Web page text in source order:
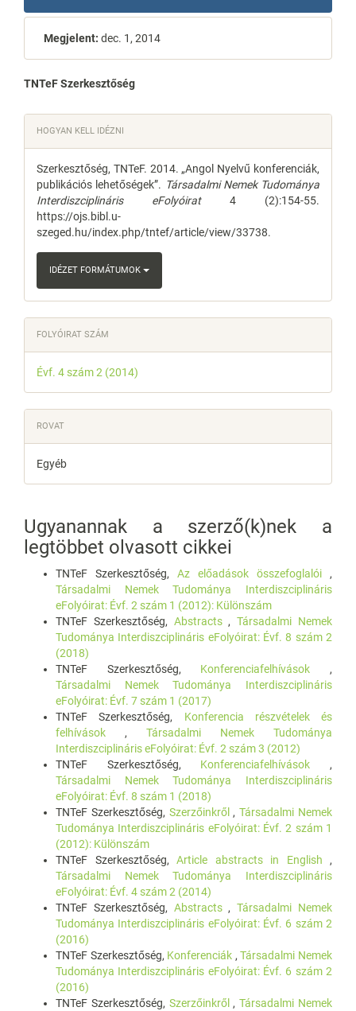
Megjelent: dec. 1, 2014
Main
Article
Content
TNTeF Szerkesztőség
Article
Details
HOGYAN KELL IDÉZNI
Szerkesztőség, TNTeF. 2014. „Angol Nyelvű konferenciák,
publikációs lehetőségek”. Társadalmi Nemek Tudománya
Interdiszciplináris eFolyóirat4 (2):154-55.
https://ojs.bibl.u-
szeged.hu/index.php/tntef/article/view/33738.
IDÉZET FORMÁTUMOK
FOLYÓIRAT SZÁM
Évf. 4 szám 2 (2014)
ROVAT
Egyéb
Ugyanannak a szerző(k)nek a
legtöbbet olvasott cikkei
TNTeF Szerkesztőség, Az előadások összefoglalói ,
Társadalmi Nemek Tudománya Interdiszciplináris
eFolyóirat: Évf. 2 szám 1 (2012): Különszám
TNTeF Szerkesztőség, Abstracts ,Társadalmi Nemek
Tudománya Interdiszciplináris eFolyóirat: Évf. 8 szám 2
(2018)
TNTeF Szerkesztőség, Konferenciafelhívások ,
Társadalmi Nemek Tudománya Interdiszciplináris
eFolyóirat: Évf. 7 szám 1 (2017)
TNTeF Szerkesztőség, Konferencia részvételek és
felhívások , Társadalmi Nemek Tudománya
Interdiszciplináris eFolyóirat: Évf. 2 szám 3 (2012)
TNTeF Szerkesztőség, Konferenciafelhívások ,
Társadalmi Nemek Tudománya Interdiszciplináris
eFolyóirat: Évf. 8 szám 1 (2018)
TNTeF Szerkesztőség, Szerzőinkről ,Társadalmi Nemek
Tudománya Interdiszciplináris eFolyóirat: Évf. 2 szám 1
(2012): Különszám
TNTeF Szerkesztőség, Article abstracts in English ,
Társadalmi Nemek Tudománya Interdiszciplináris
eFolyóirat: Évf. 4 szám 2 (2014)
TNTeF Szerkesztőség, Abstracts ,Társadalmi Nemek
Tudománya Interdiszciplináris eFolyóirat: Évf. 6 szám 2
(2016)
TNTeF Szerkesztőség, Konferenciák ,Társadalmi Nemek
Tudománya Interdiszciplináris eFolyóirat: Évf. 6 szám 2
(2016)
TNTeF Szerkesztőség, Szerzőinkről ,Társadalmi Nemek